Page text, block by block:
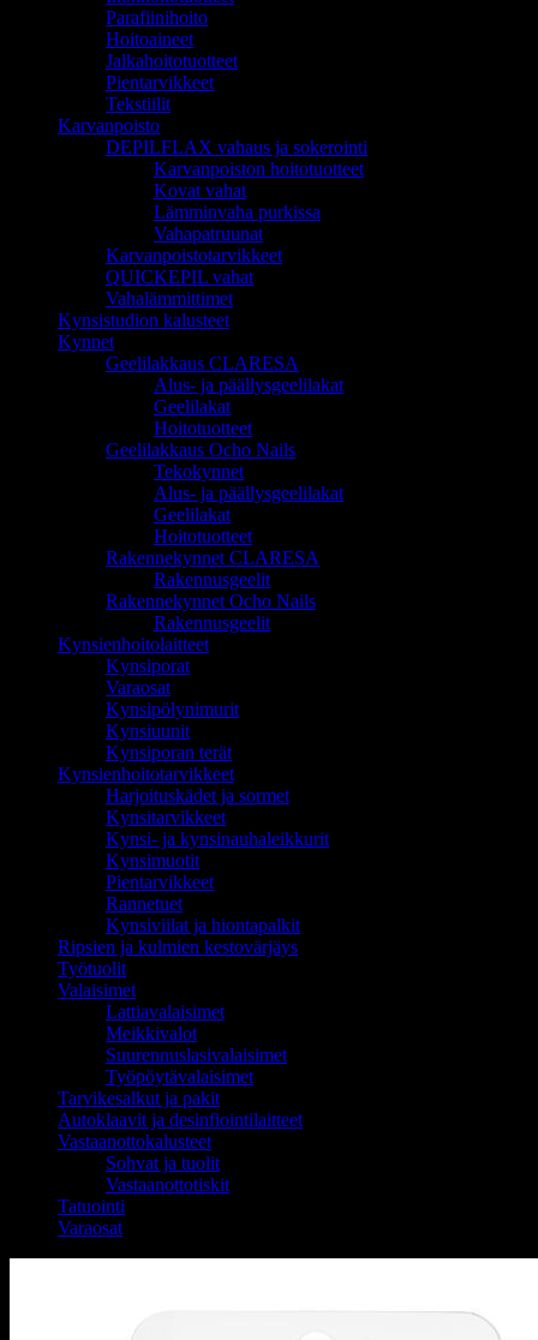
Parafiinihoito
Hoitoaineet
Jalkahoitotuotteet
Pientarvikkeet
Tekstiilit
Karvanpoisto
DEPILFLAX vahaus ja sokerointi
Karvanpoiston hoitotuotteet
Kovat vahat
Lämminvaha purkissa
Vahapatruunat
Karvanpoistotarvikkeet
QUICKEPIL vahat
Vahalämmittimet
Kynsistudion kalusteet
Kynnet
Geelilakkaus CLARESA
Alus- ja päällysgeelilakat
Geelilakat
Hoitotuotteet
Geelilakkaus Ocho Nails
Tekokynnet
Alus- ja päällysgeelilakat
Geelilakat
Hoitotuotteet
Rakennekynnet CLARESA
Rakennusgeelit
Rakennekynnet Ocho Nails
Rakennusgeelit
Kynsienhoitolaitteet
Kynsiporat
Varaosat
Kynsipölynimurit
Kynsiuunit
Kynsiporan terät
Kynsienhoitotarvikkeet
Harjoituskädet ja sormet
Kynsitarvikkeet
Kynsi- ja kynsinauhaleikkurit
Kynsimuotit
Pientarvikkeet
Rannetuet
Kynsiviilat ja hiontapalkit
Ripsien ja kulmien kestovärjäys
Työtuolit
Valaisimet
Lattiavalaisimet
Meikkivalot
Suurennuslasivalaisimet
Työpöytävalaisimet
Tarvikesalkut ja pakit
Autoklaavit ja desinfiointilaitteet
Vastaanottokalusteet
Sohvat ja tuolit
Vastaanottotiskit
Tatuointi
Varaosat